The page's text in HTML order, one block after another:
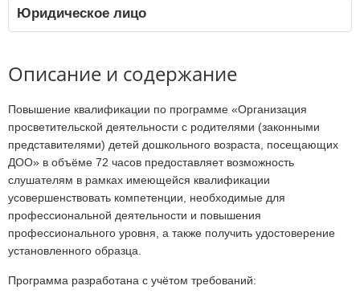
Юридическое лицо
Описание и содержание
Повышение квалификации по программе «Организация
просветительской деятельности с родителями (законными
представителями) детей дошкольного возраста, посещающих
ДОО» в объёме 72 часов предоставляет возможность
слушателям в рамках имеющейся квалификации
усовершенствовать компетенции, необходимые для
профессиональной деятельности и повышения
профессионального уровня, а также получить удостоверение
установленного образца.
Программа разработана с учётом требований: